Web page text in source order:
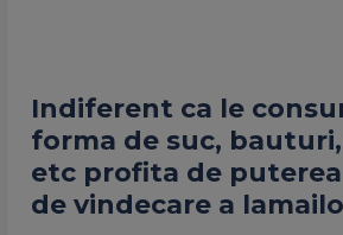
Indiferent ca le
forma de suc,
etc profita de
de vindecare a